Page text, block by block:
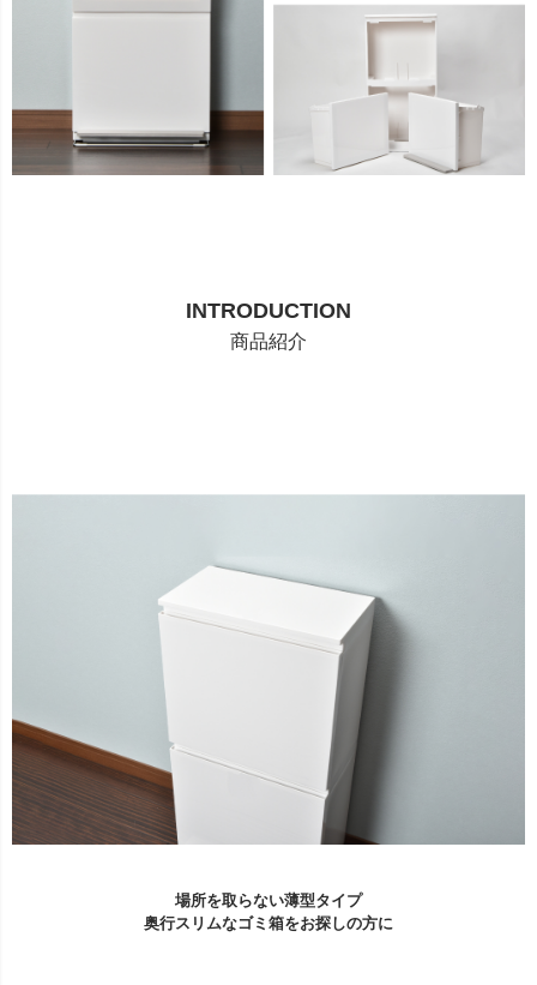
INTRODUCTION
商品紹介
場所を取らない薄型タイプ
奥行スリムなゴミ箱をお探しの方に